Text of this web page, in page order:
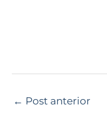
← Post anterior